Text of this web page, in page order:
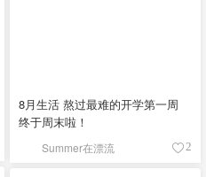
8月生活 熬过最难的开学第一周
终于周末啦！
Summer在漂流 2